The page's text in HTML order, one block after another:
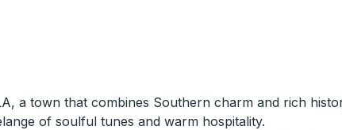
a town that combines Southern charm and rich
of soulful tunes and warm hospitality.